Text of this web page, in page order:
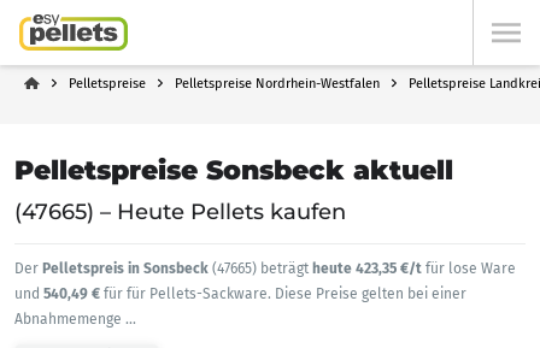
Pelletspreise Pelletspreise Nordrhein-Westfalen Pelletspreise
Pelletspreise Sonsbeck aktuell
(47665) – Heute Pellets kaufen
Der Pelletspreis in Sonsbeck (47665) beträgt heute 423,35 €/t für lose Ware
und 540,49 € für für Pellets-Sackware. Diese Preise gelten bei einer
Abnahmemenge ...